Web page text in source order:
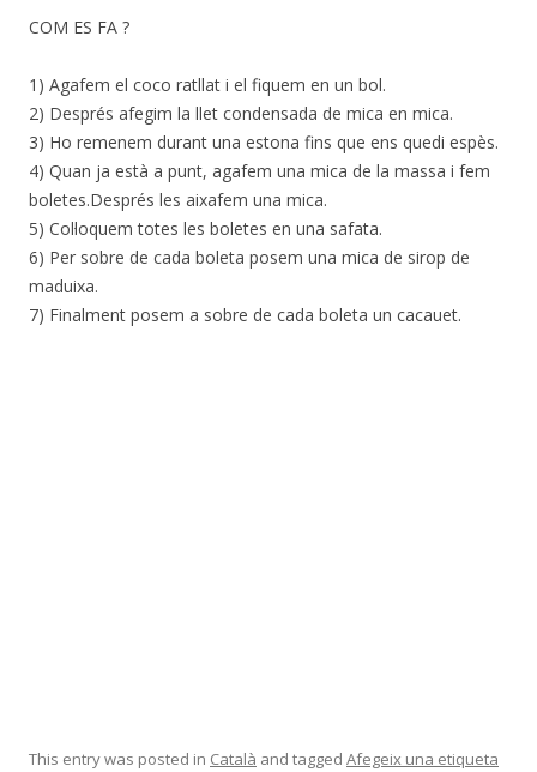
COM ES FA ?
1) Agafem el coco ratllat i el fiquem en un bol.
2) Després afegim la llet condensada de mica en mica.
3) Ho remenem durant una estona fins que ens quedi espès.
4) Quan ja està a punt, agafem una mica de la massa i fem
boletes.Després les aixafem una mica.
5) Col·loquem totes les boletes en una safata.
6) Per sobre de cada boleta posem una mica de sirop de
maduixa.
7) Finalment posem a sobre de cada boleta un cacauet.
This entry was posted in Català and tagged Afegeix una etiqueta